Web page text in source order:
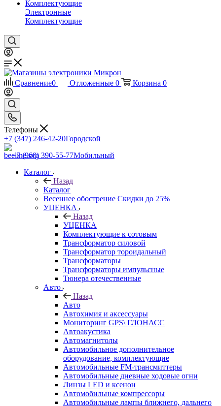
Электронные
Комплектующие
Сравнение0 Отложенные 0 Корзина 0
Телефоны
+7 (347) 246-42-20Городской
+7 (960) 390-55-77Мобильный
Каталог
Назад
Каталог
Весеннее обострение Скидки до 25%
УЦЕНКА
Назад
УЦЕНКА
Комплектующие к сотовым
Трансформатор силовой
Трансформатор тороидальный
Трансформаторы
Трансформаторы импульсные
Тюнера отечественные
Авто
Назад
Авто
Автохимия и аксессуары
Мониторинг GPS\ ГЛОНАСС
Автоакустика
Автомагнитолы
Автомобильное дополнительное
оборудование, комплектующие
Автомобильные FM-трансмиттеры
Автомобильные дневные ходовые огни
Линзы LED и ксенон
Автомобильные компрессоры
Автомобильные лампы ближнего, дальнего